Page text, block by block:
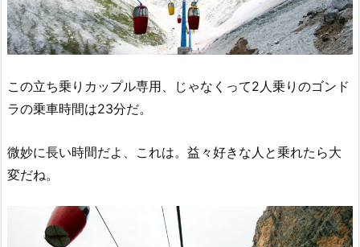
この立ち乗りカップル専用、じゃなくって2人乗りのゴンド
ラの乗車時間は23分だ。
微妙に長い時間だよ、これは。益々好きな人と乗れたら大
変だね。